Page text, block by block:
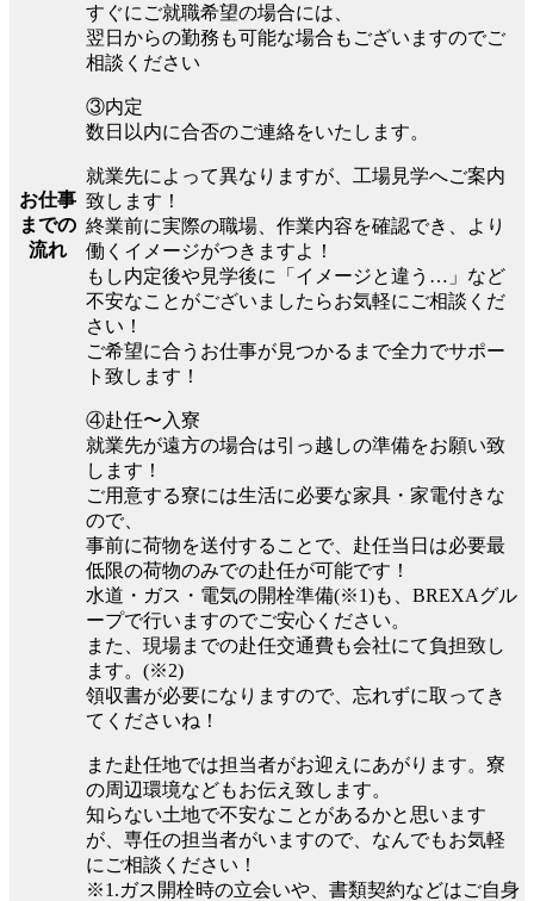
お仕事
までの
流れ
すぐにご就職希望の場合には、
翌日からの勤務も可能な場合もございますのでご
相談ください
③内定
数日以内に合否のご連絡をいたします。
就業先によって異なりますが、工場見学へご案内
致します！
終業前に実際の職場、作業内容を確認でき、より
働くイメージがつきますよ！
もし内定後や見学後に「イメージと違う…」など
不安なことがございましたらお気軽にご相談くだ
さい！
ご希望に合うお仕事が見つかるまで全力でサポー
ト致します！
④赴任〜入寮
就業先が遠方の場合は引っ越しの準備をお願い致
します！
ご用意する寮には生活に必要な家具・家電付きな
ので、
事前に荷物を送付することで、赴任当日は必要最
低限の荷物のみでの赴任が可能です！
水道・ガス・電気の開栓準備(※1)も、BREXAグル
ープで行いますのでご安心ください。
また、現場までの赴任交通費も会社にて負担致し
ます。(※2)
領収書が必要になりますので、忘れずに取ってき
てくださいね！
また赴任地では担当者がお迎えにあがります。寮
の周辺環境などもお伝え致します。
知らない土地で不安なことがあるかと思います
が、専任の担当者がいますので、なんでもお気軽
にご相談ください！
※1.ガス開栓時の立会いや、書類契約などはご自身